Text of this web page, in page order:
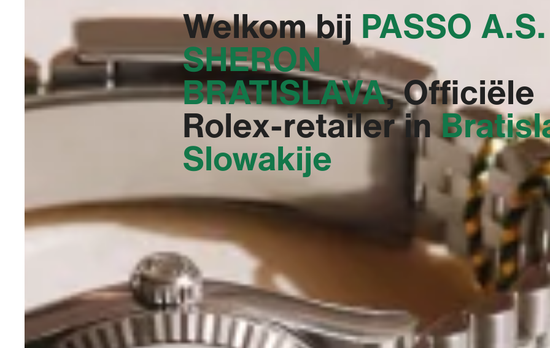
Welkom bij ‭PASSO
SHERON
BRATISLAVA‬, Officiële
Rolex-retailer in
Slowakije